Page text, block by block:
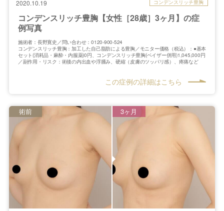
2020.10.19 コンデンスリッチ豊胸
コンデンスリッチ豊胸【女性［28歳］3ヶ月】の症
例写真
施術者：長野寛史／問い合わせ：0120-900-524
コンデンスリッチ豊胸：加工した自己脂肪による豊胸／モニター価格（税込）：●基本
セット(消耗品・麻酔・内服薬)0円、コンデンスリッチ豊胸(ベイザー併用)1,045,000円
／副作用・リスク：術後の内出血や浮腫み、硬縮（皮膚のツッパリ感）、疼痛など
この症例の詳細はこちら
術前 3ヶ月